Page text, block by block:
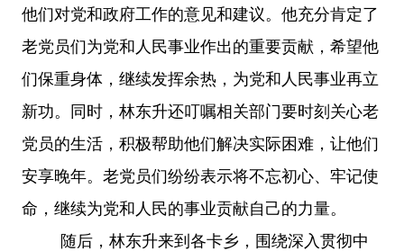
他们对党和政府工作的意见和建议。他充分肯定了
老党员们为党和人民事业作出的重要贡献，希望他
们保重身体，继续发挥余热，为党和人民事业再立
新功。同时，林东升还叮嘱相关部门要时刻关心老
党员的生活，积极帮助他们解决实际困难，让他们
安享晚年。老党员们纷纷表示将不忘初心、牢记使
命，继续为党和人民的事业贡献自己的力量。
随后，林东升来到各卡乡，围绕深入贯彻中